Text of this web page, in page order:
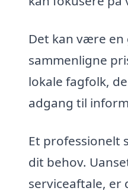
Det kan være
sammenligne
lokale fagfolk,
adgang til
Et professionelt
dit behov.
serviceaftale,